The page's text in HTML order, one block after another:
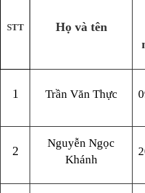
STT Họ và tên
1 Trần Văn Thực
2
Nguyễn Ngọc
Khánh